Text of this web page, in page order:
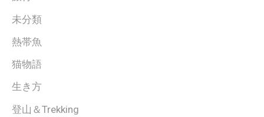
未分類
熱帯魚
猫物語
生き方
登山＆Trekking